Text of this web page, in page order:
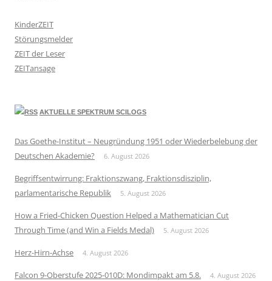
KinderZEIT
Störungsmelder
ZEIT der Leser
ZEITansage
AKTUELLE SPEKTRUM SCILOGS
Das Goethe-Institut – Neugründung 1951 oder Wiederbelebung der
Deutschen Akademie?
6. August 2026
Begriffsentwirrung: Fraktionszwang, Fraktionsdisziplin,
parlamentarische Republik
5. August 2026
How a Fried-Chicken Question Helped a Mathematician Cut
Through Time (and Win a Fields Medal)
5. August 2026
Herz-Hirn-Achse 4. August 2026
Falcon 9-Oberstufe 2025-010D: Mondimpakt am 5.8. 4. August 2026